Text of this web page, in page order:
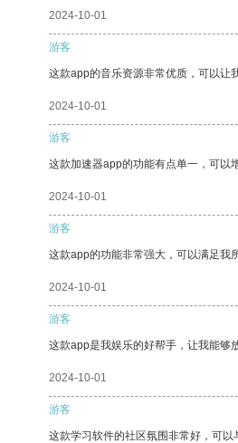
2024-10-01
游客
这款app的音乐资源非常优质，可以让
2024-10-01
游客
这款加速器app的功能有点单一，可以
2024-10-01
游客
这款app的功能非常强大，可以满足我
2024-10-01
游客
这款app是我娱乐的好帮手，让我能够
2024-10-01
游客
这款学习软件的社区氛围非常好，可以